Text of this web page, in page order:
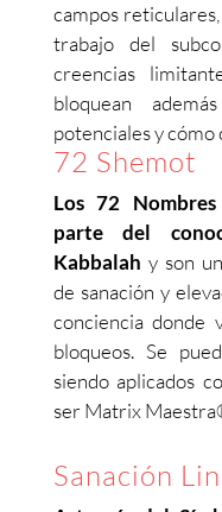
campos
trabajo del
creencias
bloquean
potenciales y cómo
72 Shemot
Los 72
parte del
Kabbalah y son
de sanación y
conciencia donde
bloqueos. Se
siendo aplicados
ser Matrix
Sanación